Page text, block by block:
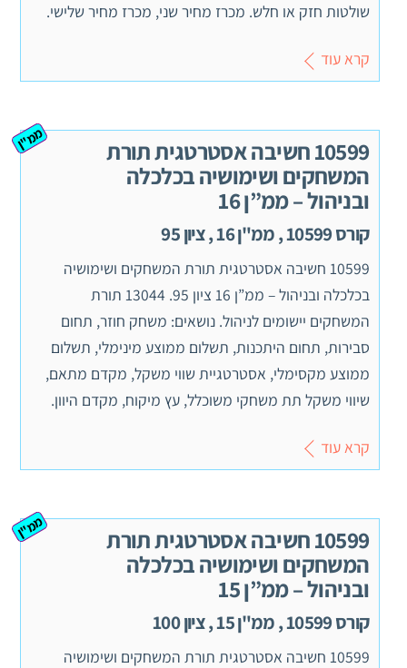
שולטות חזק או חלש. מכרז מחיר שני, מכרז מחיר שלישי.
קרא עוד
10599 חשיבה אסטרטגית תורת
המשחקים ושימושיה בכלכלה
ובניהול – ממ”ן 16
קורס 10599 , ממ"ן 16 , ציון 95
ממ"ן
10599 חשיבה אסטרטגית תורת המשחקים ושימושיה
בכלכלה ובניהול – ממ”ן 16 ציון 95. 13044 תורת
המשחקים יישומים לניהול. נושאים: משחק חוזר, תחום
סבירות, תחום היתכנות, תשלום ממוצע מינימלי, תשלום
ממוצע מקסימלי, אסטרטגיית שווי משקל, מקדם מתאם,
שיווי משקל תת משחקי משוכלל, עץ מיקוח, מקדם היוון.
קרא עוד
10599 חשיבה אסטרטגית תורת
המשחקים ושימושיה בכלכלה
ובניהול – ממ”ן 15
קורס 10599 , ממ"ן 15 , ציון 100
ממ"ן
10599 חשיבה אסטרטגית תורת המשחקים ושימושיה